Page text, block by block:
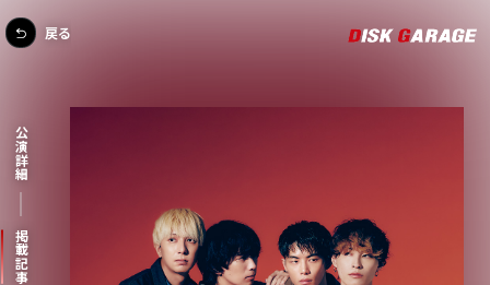
公演詳細
掲載記事
戻る